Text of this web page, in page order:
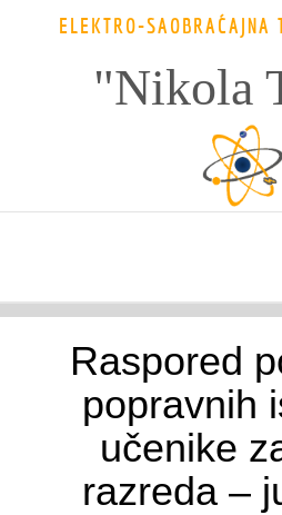
ELEKTRO-SAOBRAĆAJNA
"Nikola
Raspored
popravnih
učenike
razreda –